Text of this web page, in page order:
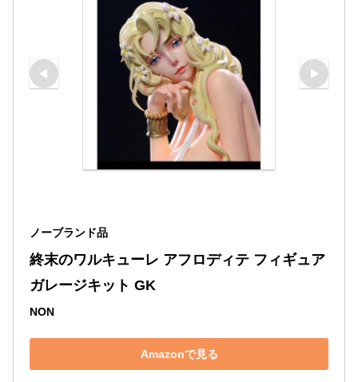
ノーブランド品
終末のワルキューレ アフロディテ フィギュア
ガレージキット GK
NON
Amazonで見る